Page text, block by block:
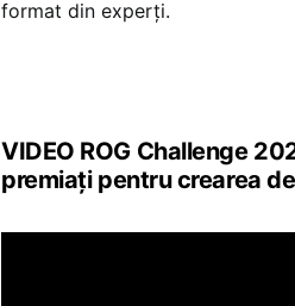
format din experți.
VIDEO ROG Challenge
premiați pentru crearea